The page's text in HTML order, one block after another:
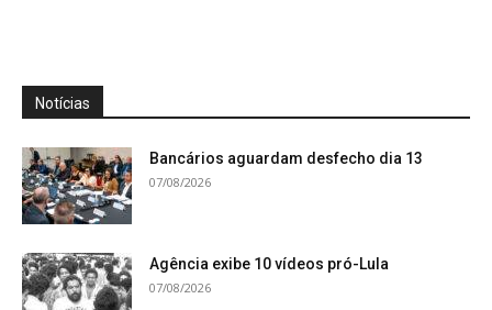
Notícias
Bancários aguardam desfecho dia 13
07/08/2026
Agência exibe 10 vídeos pró-Lula
07/08/2026